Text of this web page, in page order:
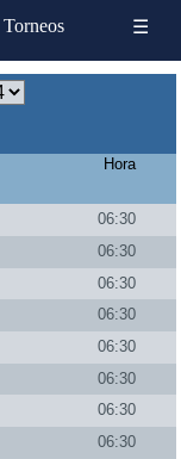
Torneos ☰
Hora
06:30
06:30
06:30
06:30
06:30
06:30
06:30
06:30